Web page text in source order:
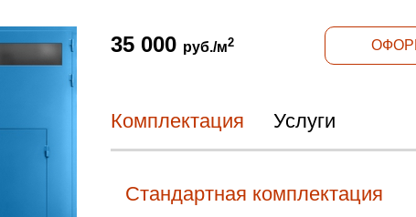
35 000 руб./м2
Комплектация Услуги
Стандартная комплектация